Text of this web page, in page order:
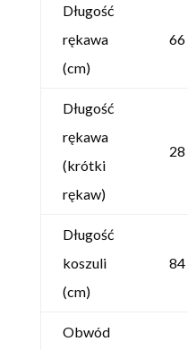
Długość
rękawa
(cm)
66
Długość
rękawa
(krótki
rękaw)
28
Długość
koszuli
(cm)
84
Obwód